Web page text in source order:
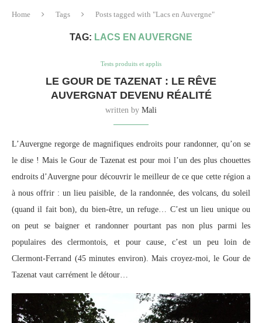
Home Tags Posts tagged with "Lacs en Auvergne"
TAG: LACS EN AUVERGNE
Tests produits et applis
LE GOUR DE TAZENAT : LE RÊVE
AUVERGNAT DEVENU RÉALITÉ
written by Mali
L’Auvergne regorge de magnifiques endroits pour randonner, qu’on se
le dise ! Mais le Gour de Tazenat est pour moi l’un des plus chouettes
endroits d’Auvergne pour découvrir le meilleur de ce que cette région a
à nous offrir : un lieu paisible, de la randonnée, des volcans, du soleil
(quand il fait bon), du bien-être, un refuge… C’est un lieu unique ou
on peut se baigner et randonner pourtant pas non plus parmi les
populaires des clermontois, et pour cause, c’est un peu loin de
Clermont-Ferrand (45 minutes environ). Mais croyez-moi, le Gour de
Tazenat vaut carrément le détour…